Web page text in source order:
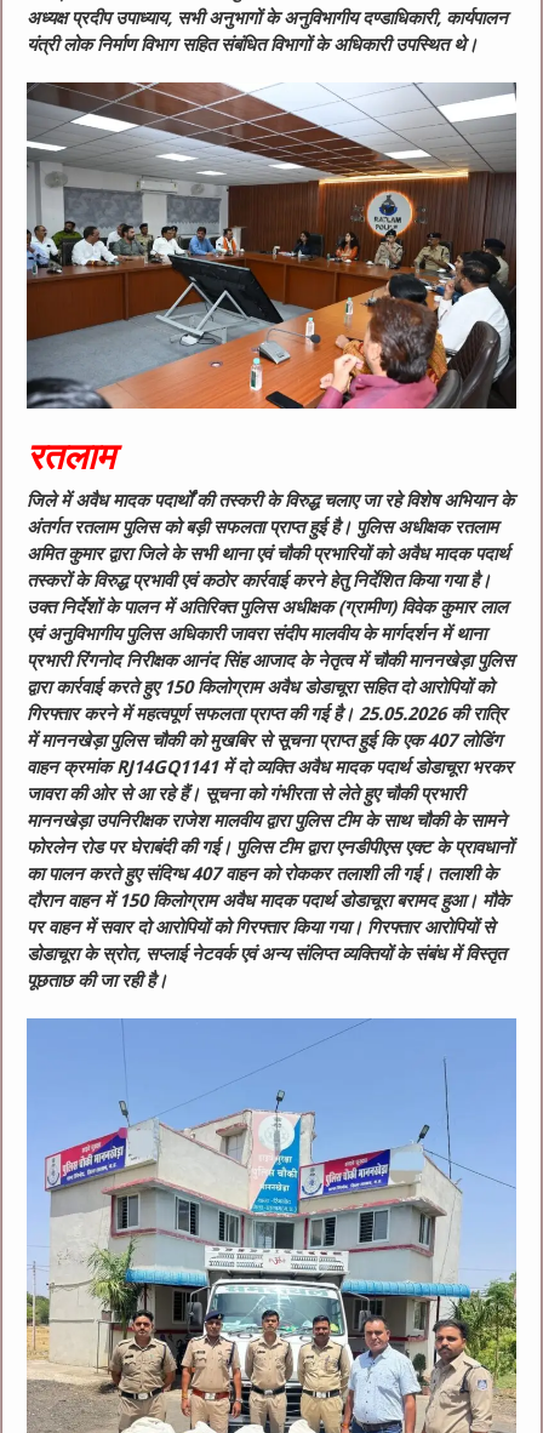
अध्यक्ष प्रदीप उपाध्याय, सभी अनुभागों के अनुविभागीय दण्डाधिकारी, कार्यपालन
यंत्री लोक निर्माण विभाग सहित संबंधित विभागों के अधिकारी उपस्थित थे।
रतलाम
जिले में अवैध मादक पदार्थों की तस्करी के विरुद्ध चलाए जा रहे विशेष अभियान के
अंतर्गत रतलाम पुलिस को बड़ी सफलता प्राप्त हुई है। पुलिस अधीक्षक रतलाम
अमित कुमार द्वारा जिले के सभी थाना एवं चौकी प्रभारियों को अवैध मादक पदार्थ
तस्करों के विरुद्ध प्रभावी एवं कठोर कार्रवाई करने हेतु निर्देशित किया गया है।
उक्त निर्देशों के पालन में अतिरिक्त पुलिस अधीक्षक (ग्रामीण) विवेक कुमार लाल
एवं अनुविभागीय पुलिस अधिकारी जावरा संदीप मालवीय के मार्गदर्शन में थाना
प्रभारी रिंगनोद निरीक्षक आनंद सिंह आजाद के नेतृत्व में चौकी माननखेड़ा पुलिस
द्वारा कार्रवाई करते हुए 150 किलोग्राम अवैध डोडाचूरा सहित दो आरोपियों को
गिरफ्तार करने में महत्वपूर्ण सफलता प्राप्त की गई है।25.05.2026 की रात्रि
में माननखेड़ा पुलिस चौकी को मुखबिर से सूचना प्राप्त हुई कि एक 407 लोडिंग
वाहन क्रमांक RJ14GQ1141 में दो व्यक्ति अवैध मादक पदार्थ डोडाचूरा भरकर
जावरा की ओर से आ रहे हैं। सूचना को गंभीरता से लेते हुए चौकी प्रभारी
माननखेड़ा उपनिरीक्षक राजेश मालवीय द्वारा पुलिस टीम के साथ चौकी के सामने
फोरलेन रोड पर घेराबंदी की गई। पुलिस टीम द्वारा एनडीपीएस एक्ट के प्रावधानों
का पालन करते हुए संदिग्ध 407 वाहन को रोककर तलाशी ली गई। तलाशी के
दौरान वाहन में 150 किलोग्राम अवैध मादक पदार्थ डोडाचूरा बरामद हुआ। मौके
पर वाहन में सवार दो आरोपियों को गिरफ्तार किया गया। गिरफ्तार आरोपियों से
डोडाचूरा के स्रोत, सप्लाई नेटवर्क एवं अन्य संलिप्त व्यक्तियों के संबंध में विस्तृत
पूछताछ की जा रही है।